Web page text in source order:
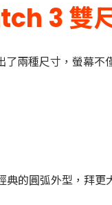
3 雙
兩種尺寸，螢幕
圓弧外型，拜更